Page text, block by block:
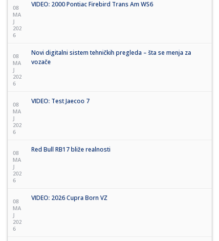
08
MA
J
202
6
VIDEO: 2000 Pontiac Firebird Trans Am WS6
08
MA
J
202
6
Novi digitalni sistem tehničkih pregleda – šta se menja za
vozače
08
MA
J
202
6
VIDEO: Test Jaecoo 7
08
MA
J
202
6
Red Bull RB17 bliže realnosti
08
MA
J
202
6
VIDEO: 2026 Cupra Born VZ